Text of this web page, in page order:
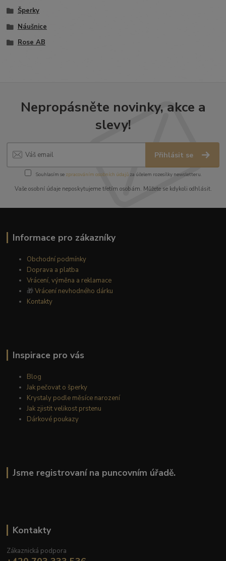
Šperky
Náušnice
Rose AB
Nepropásněte novinky, akce a
slevy!
Přihlásit se
Souhlasím se zpracováním osobních údajůza účelem rozesílky newsletteru.
Vaše osobní údaje neposkytujeme třetím osobám. Můžete se kdykoli odhlásit.
Informace pro zákazníky
Obchodní podmínky
Doprava a platba
Vrácení, výměna a reklamace
🎁Vrácení nevhodného dárku
Kontakty
Inspirace pro vás
Blog
Jak pečovat o šperky
Krystaly podle měsíce narození
Jak zjistit velikost prstenu
Dárkové poukazy
Jsme registrovaní na puncovním úřadě.
Kontakty
Zákaznická podpora